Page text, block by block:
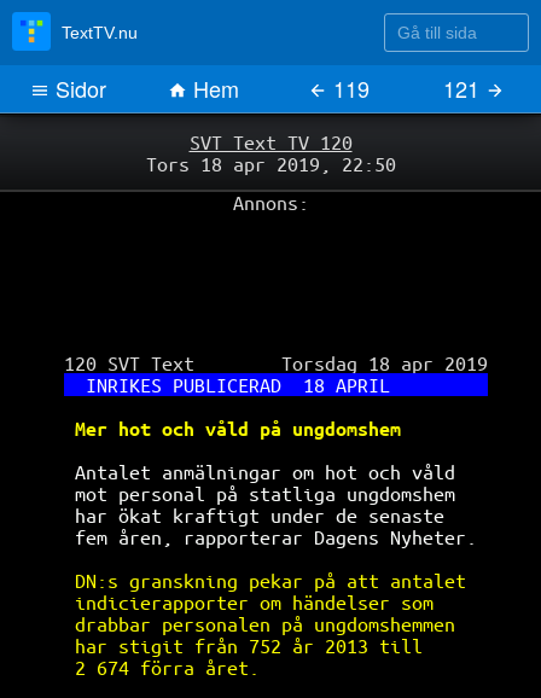
SVT Text TV 120
Tors 18 apr 2019, 22:50
Annons:
120 SVT Text        Torsdag 18 apr 2019
INRIKES PUBLICERAD  18 APRIL
Mer hot och våld på ungdomshem
Antalet anmälningar om hot och våld
mot personal på statliga ungdomshem
har ökat kraftigt under de senaste
fem åren, rapporterar Dagens Nyheter.
DN:s granskning pekar på att antalet
indicierapporter om händelser som
drabbar personalen på ungdomshemmen
har stigit från 752 år 2013 till
2 674 förra året.
TextTV.nu Gå till sida
Sidor Hem 119 121